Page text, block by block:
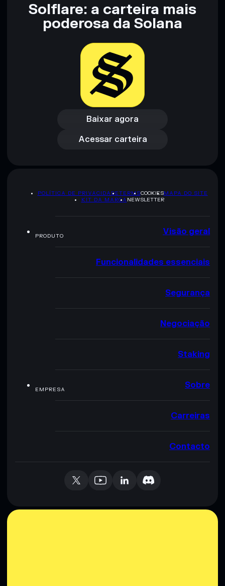
Solflare: a carteira mais
poderosa da Solana
Baixar agora
Baixar agora
Acessar carteira
Acessar carteira
POLÍTICA DE PRIVACIDADETERMSCOOKIESMAPA DO SITE
KIT DA MARCA NEWSLETTER
PRODUTO Visão geral
Funcionalidades essenciais
Segurança
Negociação
Staking
EMPRESA Sobre
Carreiras
Contacto